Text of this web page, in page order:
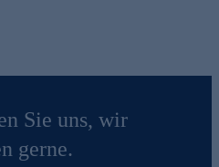
Sie uns, wir
gerne.